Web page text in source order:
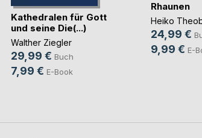
Kathedralen für Gott
und seine Die(...)
Walther Ziegler
29,99 € Buch
7,99 € E-Book
Rhaunen
Heiko
24,99 €
9,99 € E-